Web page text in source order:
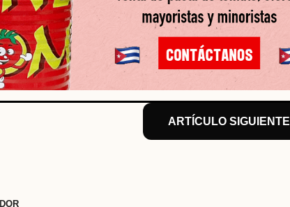
ARTÍCULO SIGUIENTE